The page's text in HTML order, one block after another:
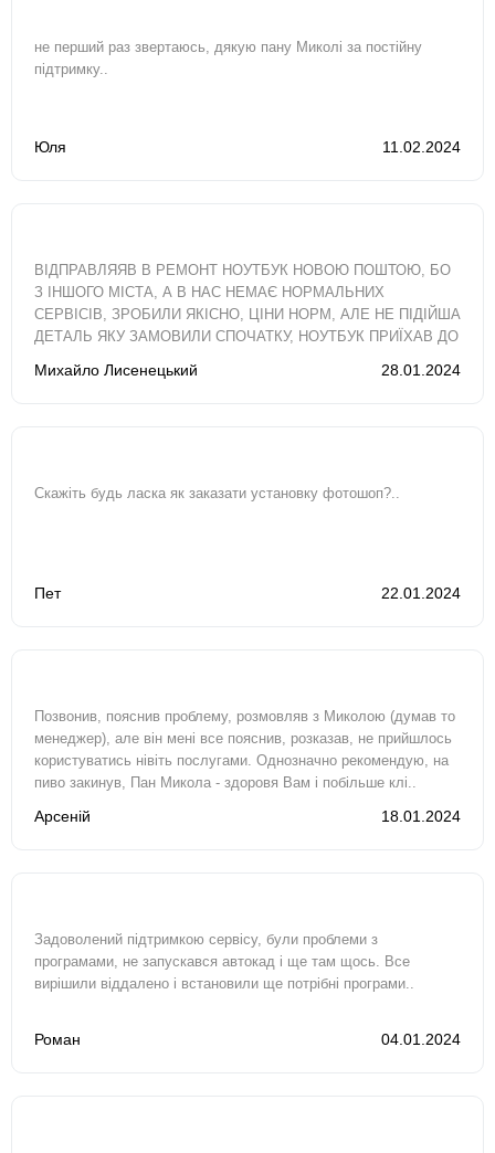
не перший раз звертаюсь, дякую пану Миколі за постійну
підтримку..
Юля 11.02.2024
ВІДПРАВЛЯЯВ В РЕМОНТ НОУТБУК НОВОЮ ПОШТОЮ, БО
З ІНШОГО МІСТА, А В НАС НЕМАЄ НОРМАЛЬНИХ
СЕРВІСІВ, ЗРОБИЛИ ЯКІСНО, ЦІНИ НОРМ, АЛЕ НЕ ПІДІЙША
ДЕТАЛЬ ЯКУ ЗАМОВИЛИ СПОЧАТКУ, НОУТБУК ПРИЇХАВ ДО
Михайло Лисенецький 28.01.2024
Скажіть будь ласка як заказати установку фотошоп?..
Пет 22.01.2024
Позвонив, пояснив проблему, розмовляв з Миколою (думав то
менеджер), але він мені все пояснив, розказав, не прийшлось
користуватись нівіть послугами. Однозначно рекомендую, на
пиво закинув, Пан Микола - здоровя Вам і побільше клі..
Арсеній 18.01.2024
Задоволений підтримкою сервісу, були проблеми з
програмами, не запускався автокад і ще там щось. Все
вирішили віддалено і встановили ще потрібні програми..
Роман 04.01.2024